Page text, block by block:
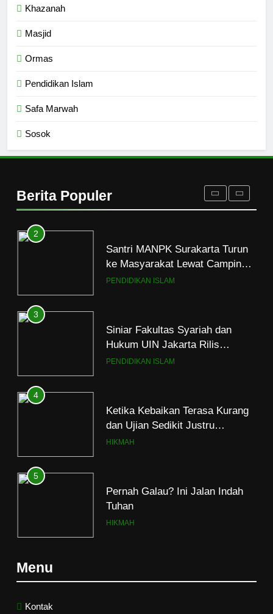
Khazanah
Masjid
Ormas
Pendidikan Islam
Safa Marwah
Sosok
Berita Populer
1
Mahasiswa dan Santri Serukan
Pesantren
ke Masyarakat Lewat Camping
Dakwah Ramadan
PENDIDIKAN ISLAM
3
Hukum UIN Jakarta Rilis
Program Fikih Genzi Selama
Ramadan
PENDIDIKAN ISLAM
4
dan Ujian Sedikit Justru
Menjerumuskan
HIKMAH
5
Tuhan
HIKMAH
6
Menu
Kontak